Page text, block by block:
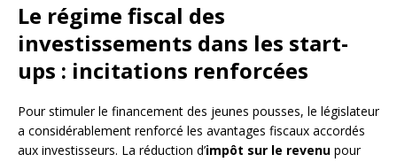
Le régime fiscal des
investissements dans les start-
ups : incitations renforcées
Pour stimuler le financement des jeunes pousses, le législateur
a considérablement renforcé les avantages fiscaux accordés
aux investisseurs. La réduction d’impôt sur le revenu pour